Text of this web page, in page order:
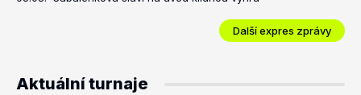
Další expres zprávy
Aktuální turnaje